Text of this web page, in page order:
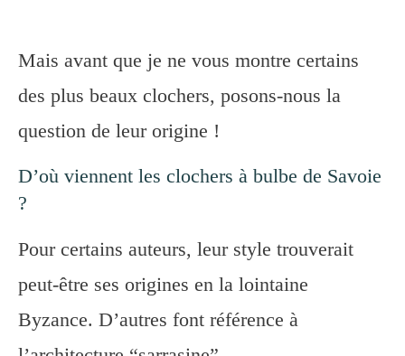
Mais avant que je ne vous montre certains
des plus beaux clochers, posons-nous la
question de leur origine !
D’où viennent les clochers à bulbe de Savoie
?
Pour certains auteurs, leur style trouverait
peut-être ses origines en la lointaine
Byzance. D’autres font référence à